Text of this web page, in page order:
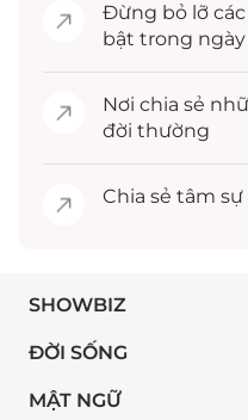
Đừng bỏ lỡ
bật trong ngày
Nơi chia sẻ
đời thường
Chia sẻ tâm sự
SHOWBIZ
ĐỜI SỐNG
MẬT NGỮ